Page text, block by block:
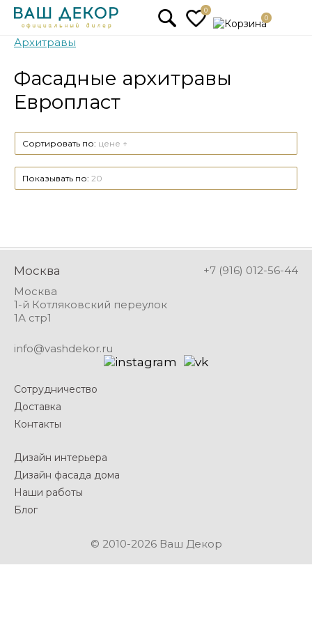
0
0
Архитравы
Фасадные архитравы
Европласт
Сортировать по: цене ↑
Показывать по: 20
Москва
+7 (916) 012-56-44
Москва
1-й Котляковский переулок
1А стр1
info@vashdekor.ru
Сотрудничество
Доставка
Контакты
Дизайн интерьера
Дизайн фасада дома
Наши работы
Блог
© 2010-2026 Ваш Декор